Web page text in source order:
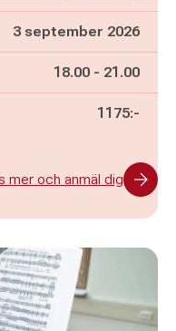
3 september 2026
Pågår mellan
18.00 - och
21.00
1175:-
mer och anmäl dig